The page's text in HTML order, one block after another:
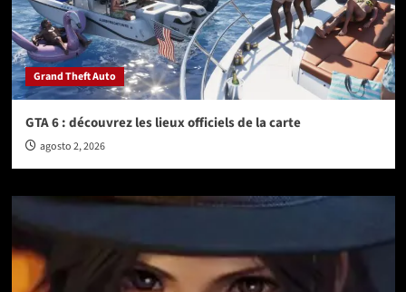
Grand Theft Auto
GTA 6 : découvrez les lieux officiels de la carte
agosto 2, 2026